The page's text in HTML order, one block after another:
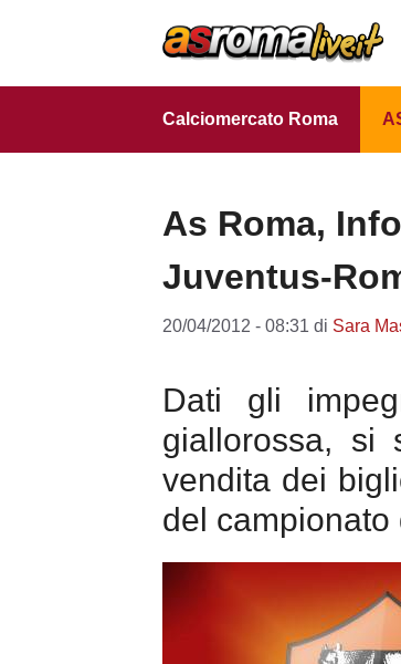
Calciomercato Roma
As Roma,
Juventus-
20/04/2012 - 08:31 di Sara
Dati gli
giallorossa, si
vendita dei
del